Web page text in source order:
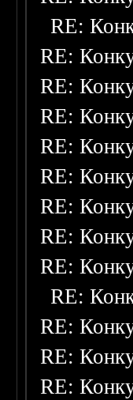
RE:
RE:
RE:
RE:
RE:
RE:
RE:
RE:
RE:
RE:
RE:
RE:
RE: